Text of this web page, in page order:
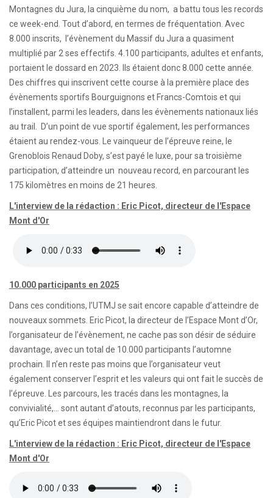
Montagnes du Jura, la cinquième du nom, a battu tous les records
ce week-end. Tout d’abord, en termes de fréquentation. Avec
8.000 inscrits, l’évènement du Massif du Jura a quasiment
multiplié par 2 ses effectifs. 4.100 participants, adultes et enfants,
portaient le dossard en 2023. Ils étaient donc 8.000 cette année.
Des chiffres qui inscrivent cette course à la première place des
évènements sportifs Bourguignons et Francs-Comtois et qui
l’installent, parmi les leaders, dans les évènements nationaux liés
au trail. D’un point de vue sportif également, les performances
étaient au rendez-vous. Le vainqueur de l’épreuve reine, le
Grenoblois Renaud Doby, s’est payé le luxe, pour sa troisième
participation, d’atteindre un nouveau record, en parcourant les
175 kilomètres en moins de 21 heures.
L'interview de la rédaction : Eric Picot, directeur de l'Espace
Mont d'Or
10.000 participants en 2025
Dans ces conditions, l’UTMJ se sait encore capable d’atteindre de
nouveaux sommets. Eric Picot, la directeur de l’Espace Mont d’Or,
l’organisateur de l’évènement, ne cache pas son désir de séduire
davantage, avec un total de 10.000 participants l’automne
prochain. Il n’en reste pas moins que l’organisateur veut
également conserver l’esprit et les valeurs qui ont fait le succès de
l’épreuve. Les parcours, les tracés dans les montagnes, la
convivialité,… sont autant d’atouts, reconnus par les participants,
qu’Eric Picot et ses équipes maintiendront dans le futur.
L'interview de la rédaction : Eric Picot, directeur de l'Espace
Mont d'Or